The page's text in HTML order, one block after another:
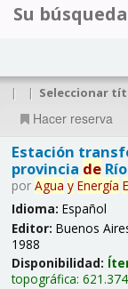
Su
| | Seleccionar
Hacer reserva
Estación
provincia de
por Agua y Energía
Idioma: Español
Editor: Buenos
1988
Disponibilidad:
topográfica: